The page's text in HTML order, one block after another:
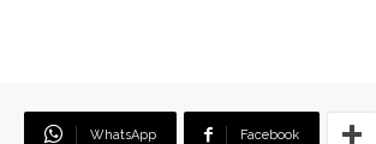
WhatsApp Facebook